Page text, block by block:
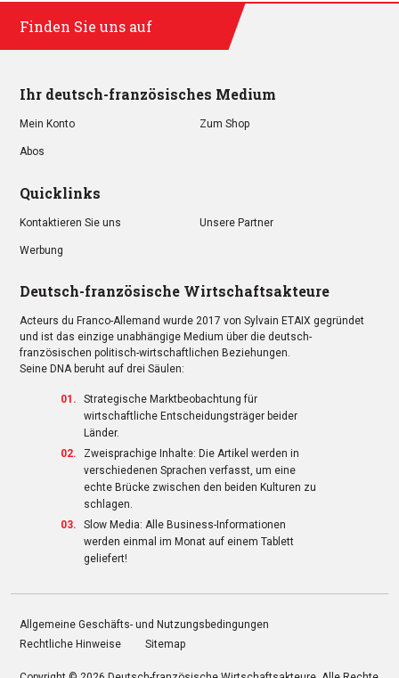
Finden Sie uns auf
Ihr deutsch-französisches Medium
Mein Konto Zum Shop
Abos
Quicklinks
Kontaktieren Sie uns Unsere Partner
Werbung
Deutsch-französische Wirtschaftsakteure
Acteurs du Franco-Allemand wurde 2017 von Sylvain ETAIX gegründet
und ist das einzige unabhängige Medium über die deutsch-
französischen politisch-wirtschaftlichen Beziehungen.
Seine DNA beruht auf drei Säulen:
Strategische Marktbeobachtung für
wirtschaftliche Entscheidungsträger beider
Länder.
Zweisprachige Inhalte: Die Artikel werden in
verschiedenen Sprachen verfasst, um eine
echte Brücke zwischen den beiden Kulturen zu
schlagen.
Slow Media: Alle Business-Informationen
werden einmal im Monat auf einem Tablett
geliefert!
Allgemeine Geschäfts- und Nutzungsbedingungen
Rechtliche Hinweise
Sitemap